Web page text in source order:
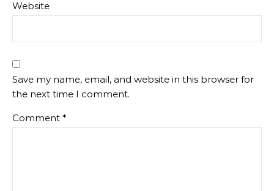
Website
Save my name, email, and website in this browser for
the next time I comment.
Comment *